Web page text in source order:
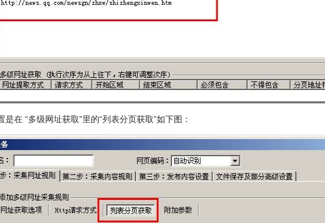
是在 “多级网址获取”里的“列表分页获取”如下图：